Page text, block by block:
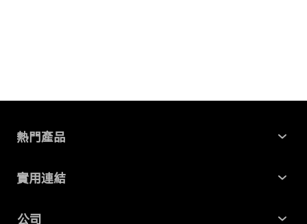
熱門產品
Windows 資料救援
實用連結
最新資訊
公司